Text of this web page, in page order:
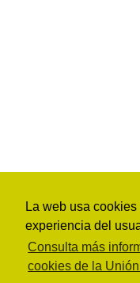
La web usa
experiencia del
Consulta más
cookies de la